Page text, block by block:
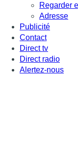
Regarder
Adresse
Publicité
Contact
Direct tv
Direct radio
Alertez-nous